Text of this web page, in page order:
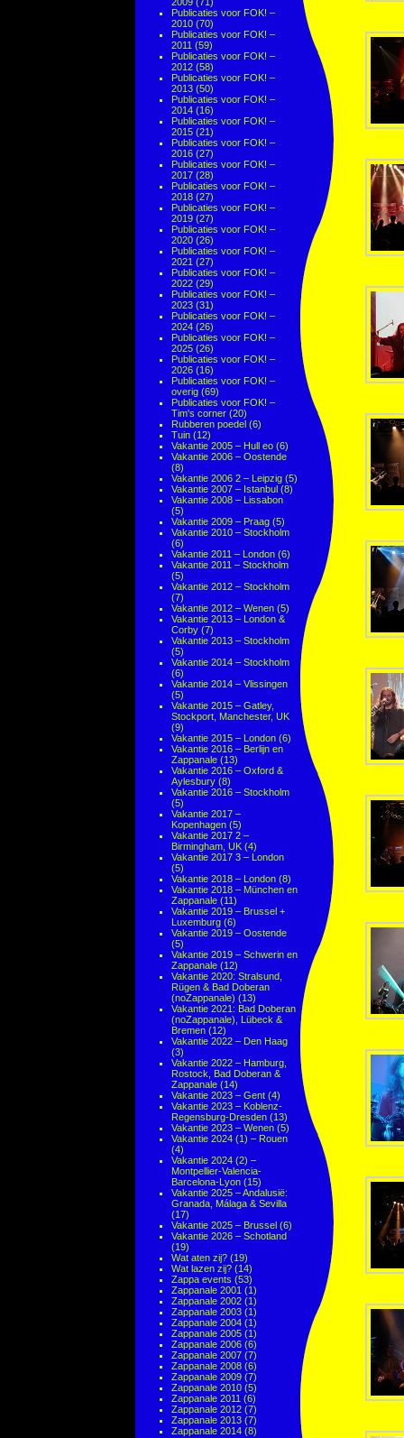
Publicaties voor FOK! –
2010 (70)
Publicaties voor FOK! –
2011 (59)
Publicaties voor FOK! –
2012 (58)
Publicaties voor FOK! –
2013 (50)
Publicaties voor FOK! –
2014 (16)
Publicaties voor FOK! –
2015 (21)
Publicaties voor FOK! –
2016 (27)
Publicaties voor FOK! –
2017 (28)
Publicaties voor FOK! –
2018 (27)
Publicaties voor FOK! –
2019 (27)
Publicaties voor FOK! –
2020 (26)
Publicaties voor FOK! –
2021 (27)
Publicaties voor FOK! –
2022 (29)
Publicaties voor FOK! –
2023 (31)
Publicaties voor FOK! –
2024 (26)
Publicaties voor FOK! –
2025 (26)
Publicaties voor FOK! –
2026 (16)
Publicaties voor FOK! –
overig (69)
Publicaties voor FOK! –
Tim's corner (20)
Rubberen poedel (6)
Tuin (12)
Vakantie 2005 – Hull eo (6)
Vakantie 2006 – Oostende
(8)
Vakantie 2006 2 – Leipzig (5)
Vakantie 2007 – Istanbul (8)
Vakantie 2008 – Lissabon
(5)
Vakantie 2009 – Praag (5)
Vakantie 2010 – Stockholm
(6)
Vakantie 2011 – London (6)
Vakantie 2011 – Stockholm
(5)
Vakantie 2012 – Stockholm
(7)
Vakantie 2012 – Wenen (5)
Vakantie 2013 – London &
Corby (7)
Vakantie 2013 – Stockholm
(5)
Vakantie 2014 – Stockholm
(6)
Vakantie 2014 – Vlissingen
(5)
Vakantie 2015 – Gatley,
Stockport, Manchester, UK
(9)
Vakantie 2015 – London (6)
Vakantie 2016 – Berlijn en
Zappanale (13)
Vakantie 2016 – Oxford &
Aylesbury (8)
Vakantie 2016 – Stockholm
(5)
Vakantie 2017 –
Kopenhagen (5)
Vakantie 2017 2 –
Birmingham, UK (4)
Vakantie 2017 3 – London
(5)
Vakantie 2018 – London (8)
Vakantie 2018 – München en
Zappanale (11)
Vakantie 2019 – Brussel +
Luxemburg (6)
Vakantie 2019 – Oostende
(5)
Vakantie 2019 – Schwerin en
Zappanale (12)
Vakantie 2020: Stralsund,
Rügen & Bad Doberan
(noZappanale) (13)
Vakantie 2021: Bad Doberan
(noZappanale), Lübeck &
Bremen (12)
Vakantie 2022 – Den Haag
(3)
Vakantie 2022 – Hamburg,
Rostock, Bad Doberan &
Zappanale (14)
Vakantie 2023 – Gent (4)
Vakantie 2023 – Koblenz-
Regensburg-Dresden (13)
Vakantie 2023 – Wenen (5)
Vakantie 2024 (1) – Rouen
(4)
Vakantie 2024 (2) –
Montpellier-Valencia-
Barcelona-Lyon (15)
Vakantie 2025 – Andalusië:
Granada, Málaga & Sevilla
(17)
Vakantie 2025 – Brussel (6)
Vakantie 2026 – Schotland
(19)
Wat aten zij? (19)
Wat lazen zij? (14)
Zappa events (53)
Zappanale 2001 (1)
Zappanale 2002 (1)
Zappanale 2003 (1)
Zappanale 2004 (1)
Zappanale 2005 (1)
Zappanale 2006 (6)
Zappanale 2007 (7)
Zappanale 2008 (6)
Zappanale 2009 (7)
Zappanale 2010 (5)
Zappanale 2011 (6)
Zappanale 2012 (7)
Zappanale 2013 (7)
Zappanale 2014 (8)